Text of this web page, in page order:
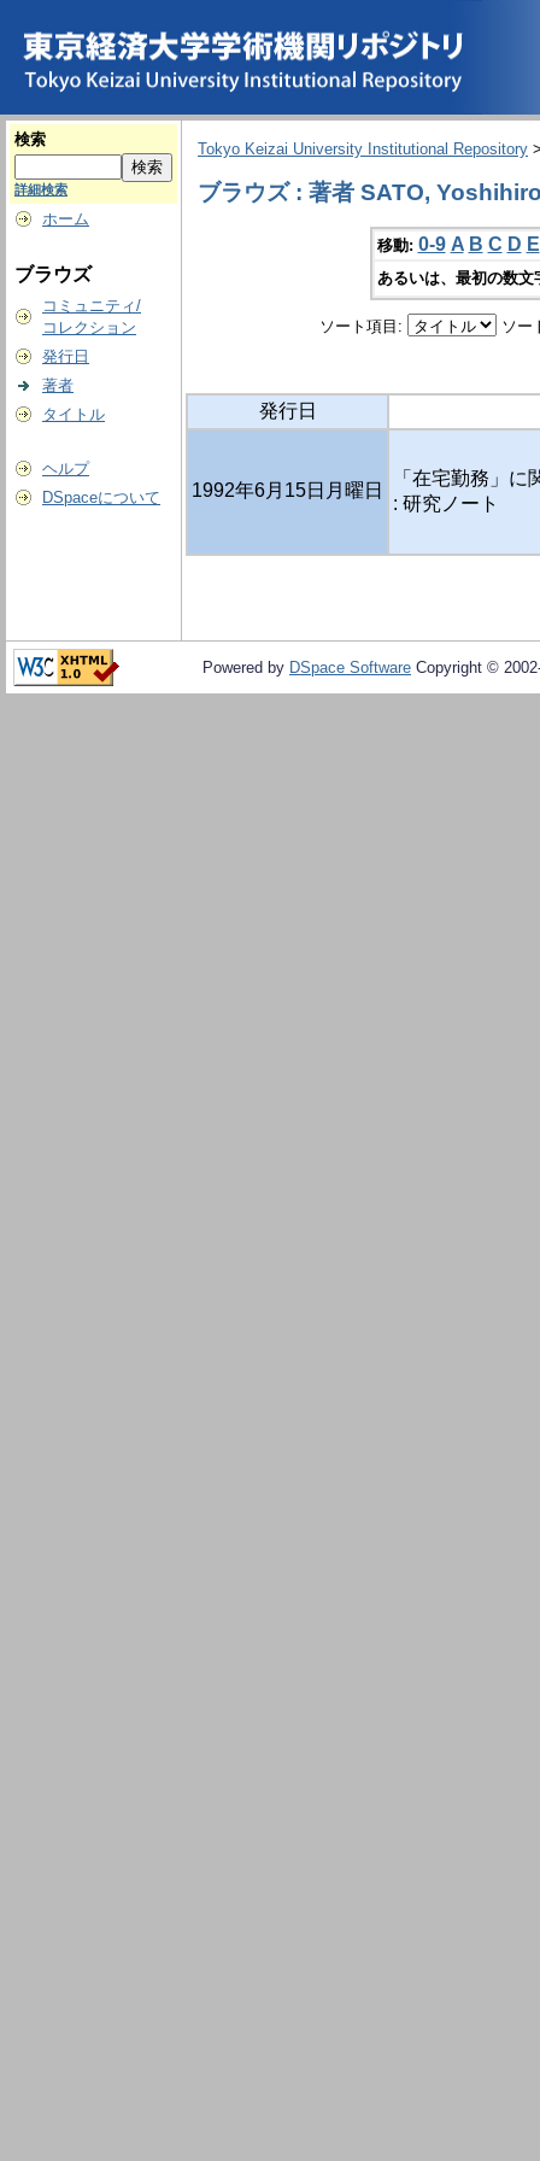
検索
詳細検索
ホーム
ブラウズ
コミュニティ/
コレクション
発行日
著者
タイトル
ヘルプ
DSpaceについて
Tokyo Keizai University Institutional Repository
ブラウズ : 著者 SATO,
移動: 0-9 A B C D E
あるいは、最初の数
ソート項目: ソー
発行日
1992年6月15日月曜日
「在宅勤務」
: 研究ノート
Powered by DSpace Software Copyright ©